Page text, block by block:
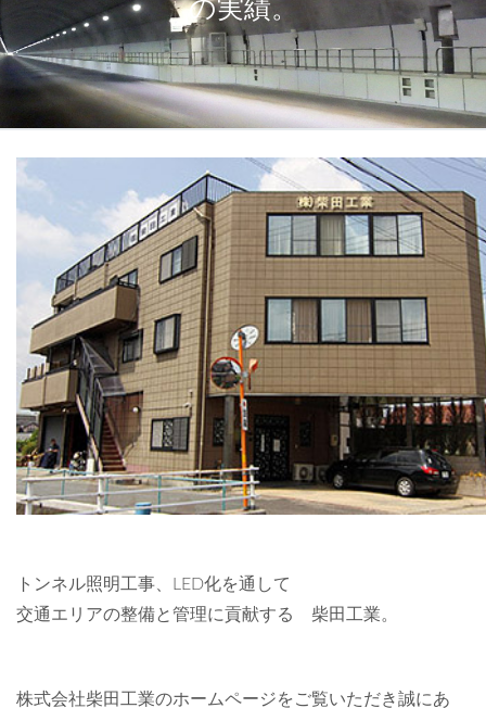
の実績。
トンネル照明工事、LED化を通して
交通エリアの整備と管理に貢献する 柴田工業。
株式会社柴田工業のホームページをご覧いただき誠にあ